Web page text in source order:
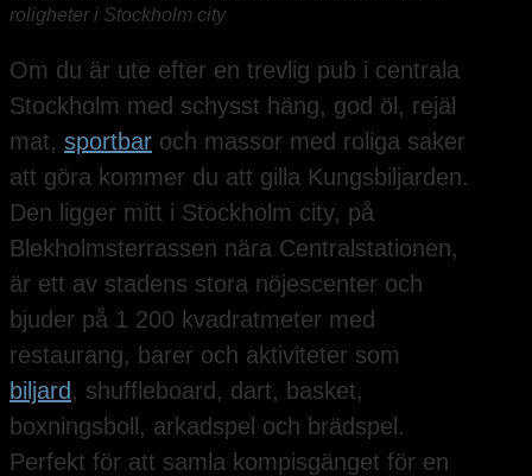
roligheter i Stockholm city
Om du är ute efter en trevlig pub i centrala
Stockholm med schysst häng, god öl, rejäl
mat, sportbar och massor med roliga saker
att göra kommer du att gilla Kungsbiljarden.
Den ligger mitt i Stockholm city, på
Blekholmsterrassen nära Centralstationen,
är ett av stadens stora nöjescenter och
bjuder på 1 200 kvadratmeter med
restaurang, barer och aktiviteter som
biljard, shuffleboard, dart, basket,
boxningsboll, arkadspel och brädspel.
Perfekt för att samla kompisgänget för en